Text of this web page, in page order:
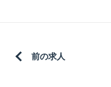
前の求人